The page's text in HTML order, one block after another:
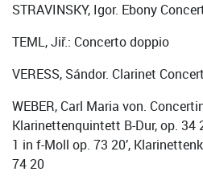
STRAVINSKY, Igor. Ebony
TEML, Jiř.: Concerto doppio
VERESS, Sándor. Clarinet
WEBER, Carl Maria von.
Klarinettenquintett B-Dur, op. 34
1 in f-Moll op. 73 20’,
74 20